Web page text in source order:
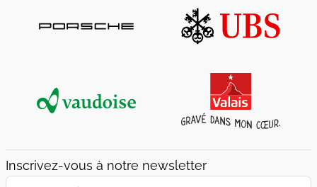
Inscrivez-vous à notre newsletter